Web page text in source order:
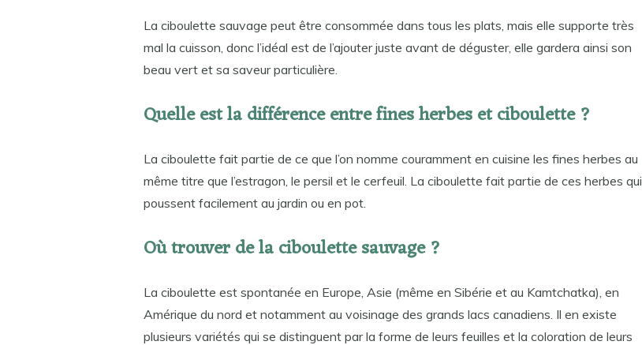
La ciboulette sauvage peut être consommée dans tous les plats, mais elle supporte très
mal la cuisson, donc l’idéal est de l’ajouter juste avant de déguster, elle gardera ainsi son
beau vert et sa saveur particulière.
Quelle est la différence entre fines herbes et ciboulette ?
La ciboulette fait partie de ce que l’on nomme couramment en cuisine les fines herbes au
même titre que l’estragon, le persil et le cerfeuil. La ciboulette fait partie de ces herbes qui
poussent facilement au jardin ou en pot.
Où trouver de la ciboulette sauvage ?
La ciboulette est spontanée en Europe, Asie (même en Sibérie et au Kamtchatka), en
Amérique du nord et notamment au voisinage des grands lacs canadiens. Il en existe
plusieurs variétés qui se distinguent par la forme de leurs feuilles et la coloration de leurs